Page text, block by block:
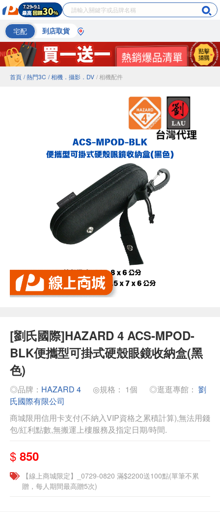
宅配 到店取貨
首頁 / 熱門3C / 相機．攝影．DV / 相機配件
[劉氏國際]HAZARD 4 ACS-MPOD-
BLK便攜型可掛式硬殼眼鏡收納盒(黑
色)
◎品牌： HAZARD 4 ◎規格： 1個 ◎逛逛專館： 劉
氏國際有限公司
商城限用信用卡支付(不納入VIP資格之累積計算),無法用錢
包/紅利點數,無搬運上樓服務及指定日期/時間.
$ 850
【線上商城限定】_0729-0820 滿$2200送100點(單筆不累
贈，每人期間最高贈5次)